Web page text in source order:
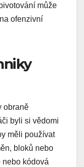
může
ofenzivní
obraně
byli si vědomi
měli používat
bloků nebo
nebo kódová